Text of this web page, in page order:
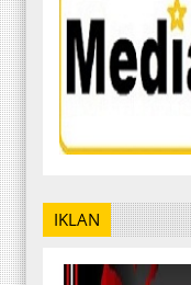
IKLAN